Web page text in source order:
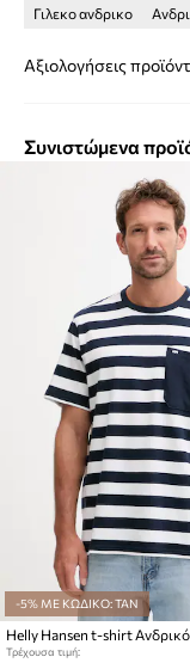
Γιλεκο ανδρικο
Αξιολογήσεις
Συνιστώμενα
-5% ΜΕ ΚΩΔΙΚΟ: TAN
Τρέχουσα τιμή: